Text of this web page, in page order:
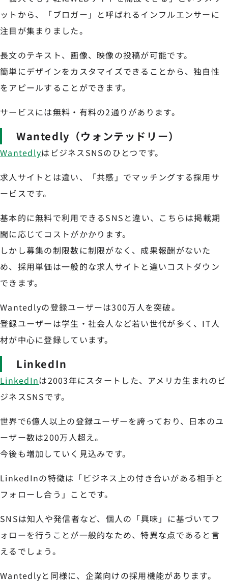
ットから、「ブロガー」と呼ばれるインフルエンサーに
注目が集まりました。
長文のテキスト、画像、映像の投稿が可能です。
簡単にデザインをカスタマイズできることから、独自性
をアピールすることができます。
サービスには無料・有料の2通りがあります。
Wantedly（ウォンテッドリー）
WantedlyはビジネスSNSのひとつです。
求人サイトとは違い、「共感」でマッチングする採用サ
ービスです。
基本的に無料で利用できるSNSと違い、こちらは掲載期
間に応じてコストがかかります。
しかし募集の制限数に制限がなく、成果報酬がないた
め、採用単価は一般的な求人サイトと違いコストダウン
できます。
Wantedlyの登録ユーザーは300万人を突破。
登録ユーザーは学生・社会人など若い世代が多く、IT人
材が中心に登録しています。
LinkedIn
LinkedInは2003年にスタートした、アメリカ生まれのビ
ジネスSNSです。
世界で6億人以上の登録ユーザーを誇っており、日本のユ
ーザー数は200万人超え。
今後も増加していく見込みです。
LinkedInの特徴は「ビジネス上の付き合いがある相手と
フォローし合う」ことです。
SNSは知人や発信者など、個人の「興味」に基づいてフ
ォローを行うことが一般的なため、特異な点であると言
えるでしょう。
Wantedlyと同様に、企業向けの採用機能があります。